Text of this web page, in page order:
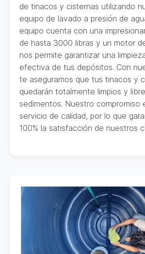
de tinacos y cisternas utilizando
equipo de lavado a presión de
equipo cuenta con una
de hasta 3000 libras y un motor
nos permite garantizar una
efectiva de tus depósitos. Con
te aseguramos que tus tinacos y
quedarán totalmente limpios y
sedimentos. Nuestro compromiso
servicio de calidad, por lo que
100% la satisfacción de nuestros